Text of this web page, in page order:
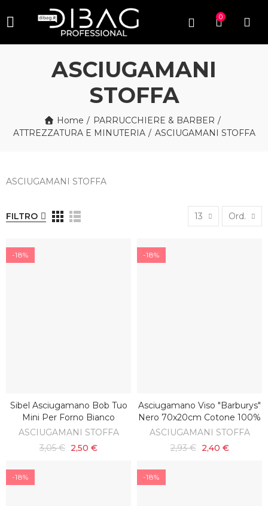
0
ASCIUGAMANI
STOFFA
Home
PARRUCCHIERE & BARBER
ATTREZZATURA E MINUTERIA
ASCIUGAMANI STOFFA
ASCIUGAMANI STOFFA
FILTRO 13 Ord.
-18%
AGGIUNGI AL CARRELLO
Sibel Asciugamano Bob Tuo
Mini Per Forno Bianco
ASCIUGAMANI STOFFA
3,05 € 2,50 €
-18%
AGGIUNGI AL CARRELLO
Asciugamano Viso "barburys"
Nero 70x20cm Cotone 100%
ASCIUGAMANI STOFFA
2,93 € 2,40 €
-18% -18%